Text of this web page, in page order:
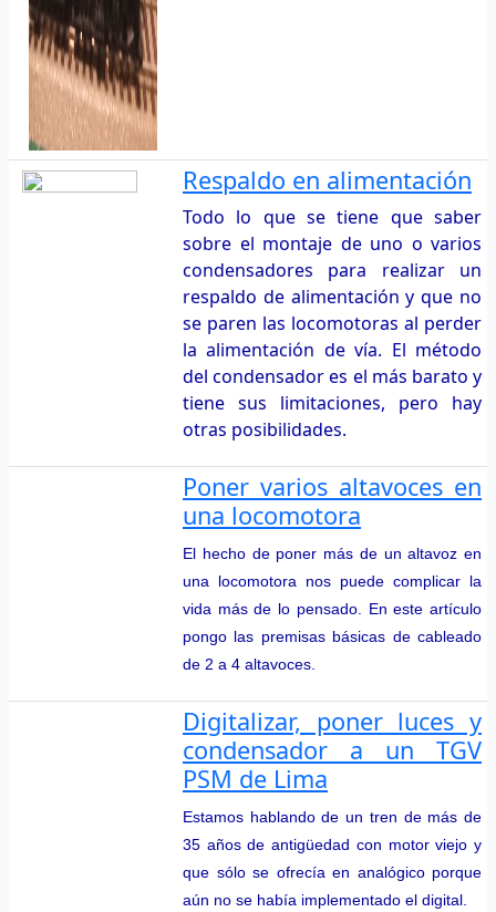
Respaldo en alimentación
Todo lo que se tiene que saber
sobre el montaje de uno o varios
condensadores para realizar un
respaldo de alimentación y que no
se paren las locomotoras al perder
la alimentación de vía. El método
del condensador es el más barato y
tiene sus limitaciones, pero hay
otras posibilidades.
Poner varios altavoces en
una locomotora
El hecho de poner más de un altavoz en
una locomotora nos puede complicar la
vida más de lo pensado. En este artículo
pongo las premisas básicas de cableado
de 2 a 4 altavoces.
Digitalizar, poner luces y
condensador a un TGV
PSM de Lima
Estamos hablando de un tren de más de
35 años de antigüedad con motor viejo y
que sólo se ofrecía en analógico porque
aún no se había implementado el digital.